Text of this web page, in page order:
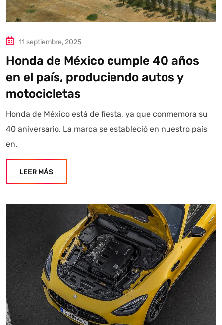
11 septiembre, 2025
Honda de México cumple 40 años
en el país, produciendo autos y
motocicletas
Honda de México está de fiesta, ya que conmemora su
40 aniversario. La marca se estableció en nuestro país
en.
LEER MÁS